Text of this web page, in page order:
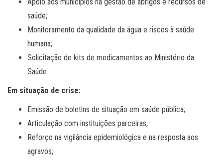
saúde;
Monitoramento da qualidade da água e riscos à saúde
humana;
Solicitação de kits de medicamentos ao Ministério da
Saúde.
Em situação de crise:
Emissão de boletins de situação em saúde pública;
Articulação com instituições parceiras;
Reforço na vigilância epidemiológica e na resposta aos
agravos;